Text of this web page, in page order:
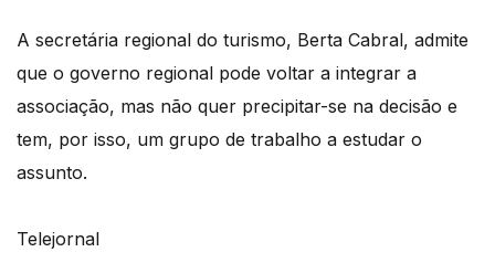
A secretária regional do turismo, Berta Cabral, admite
que o governo regional pode voltar a integrar a
associação, mas não quer precipitar-se na decisão e
tem, por isso, um grupo de trabalho a estudar o
assunto.
Telejornal